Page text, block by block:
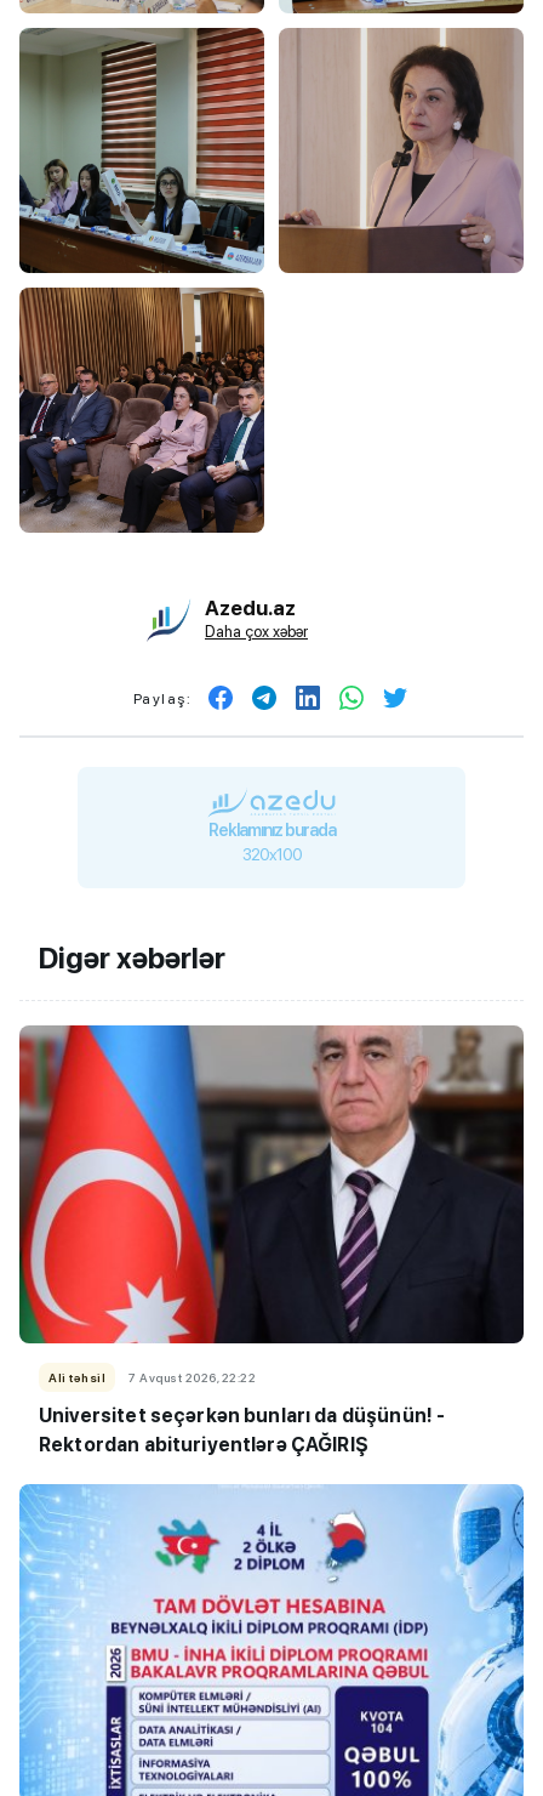
Azedu.az
Daha çox xəbər
Paylaş:
Reklamınız burada
320x100
Digər xəbərlər
Ali təhsil 7 Avqust 2026, 22:22
Universitet seçərkən bunları da düşünün! -
Rektordan abituriyentlərə ÇAĞIRIŞ